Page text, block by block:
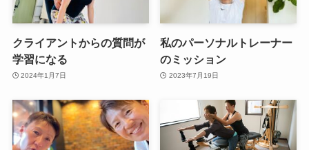
クライアントからの質問が
学習になる
2024年1月7日
私のパーソナルトレーナー
のミッション
2023年7月19日